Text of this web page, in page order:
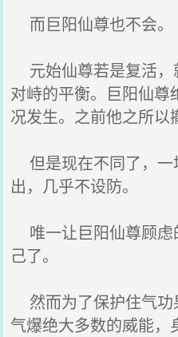
而巨阳仙尊也不会。
元始仙尊若是复活，
对峙的平衡。巨阳仙尊
况发生。之前他之所以
但是现在不同了，一
出，几乎不设防。
唯一让巨阳仙尊顾虑
己了。
然而为了保护住气功
气爆绝大多数的威能，